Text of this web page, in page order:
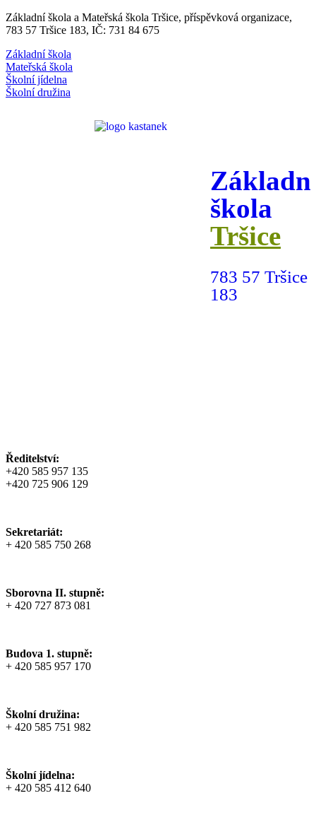
Základní škola a Mateřská škola Tršice, příspěvková organizace,
783 57 Tršice 183, IČ: 731 84 675
Základní škola
Mateřská škola
Školní jídelna
Školní družina
škola
Tršice
783 57 Tršice
183
Ředitelství:
+420 585 957 135
+420 725 906 129
Sekretariát:
+ 420 585 750 268
Sborovna II. stupně:
+ 420 727 873 081
Budova 1. stupně:
+ 420 585 957 170
Školní družina:
+ 420 585 751 982
Školní jídelna:
+ 420 585 412 640